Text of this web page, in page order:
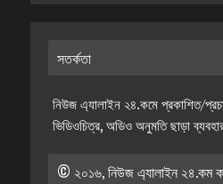
সতর্কতা
নিউজ এ্যালাইন ২৪.কমে প্রকাশিত/
ভিডিওচিত্র, অডিও অনুমতি ছাড়া
© ২০১৬, নিউজ এ্যালাইন ২৪.কম